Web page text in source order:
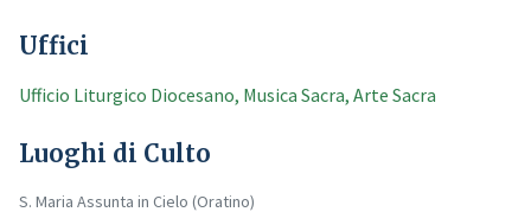
Uffici
Ufficio Liturgico Diocesano, Musica Sacra, Arte Sacra
Luoghi di Culto
S. Maria Assunta in Cielo (Oratino)